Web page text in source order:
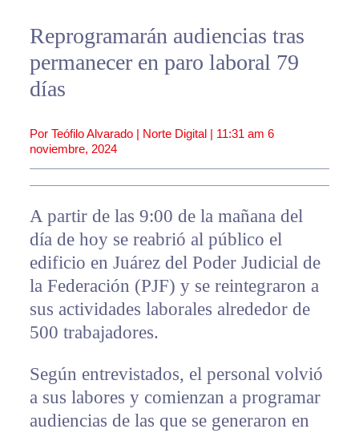
Reprogramarán audiencias tras
permanecer en paro laboral 79
días
Por Teófilo Alvarado | Norte Digital | 11:31 am 6
noviembre, 2024
A partir de las 9:00 de la mañana del
día de hoy se reabrió al público el
edificio en Juárez del Poder Judicial de
la Federación (PJF) y se reintegraron a
sus actividades laborales alrededor de
500 trabajadores.
Según entrevistados, el personal volvió
a sus labores y comienzan a programar
audiencias de las que se generaron en